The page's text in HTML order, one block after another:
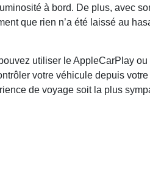
à bord. De plus, avec
que rien n’a été laissé au
utiliser le AppleCarPlay ou
votre véhicule depuis
de voyage soit la plus